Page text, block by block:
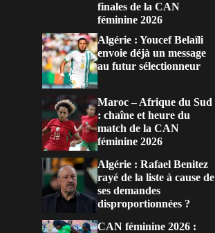
finales de la CAN
féminine 2026
Algérie : Youcef Belaïli
envoie déjà un message
au futur sélectionneur
Maroc – Afrique du Sud
: chaîne et heure du
match de la CAN
féminine 2026
Algérie : Rafael Benitez
rayé de la liste à cause de
ses demandes
disproportionnées ?
CAN féminine 2026 :